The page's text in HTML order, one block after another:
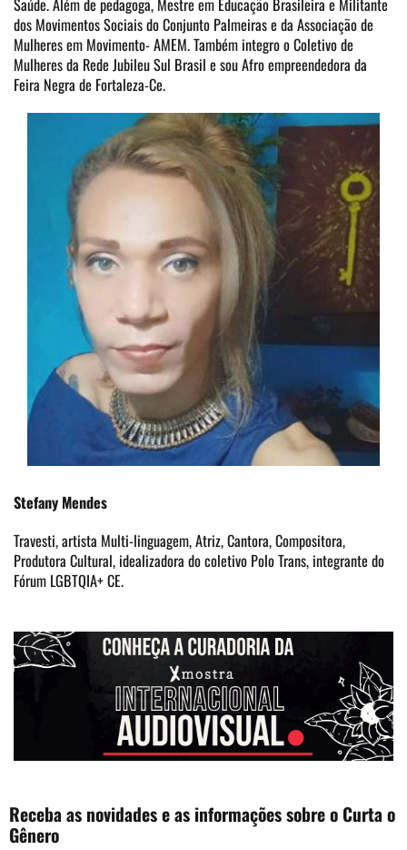
Saúde. Além de pedagoga, Mestre em Educação Brasileira e Militante
dos Movimentos Sociais do Conjunto Palmeiras e da Associação de
Mulheres em Movimento- AMEM. Também integro o Coletivo de
Mulheres da Rede Jubileu Sul Brasil e sou Afro empreendedora da
Feira Negra de Fortaleza-Ce.
Stefany Mendes
Travesti, artista Multi-linguagem, Atriz, Cantora, Compositora,
Produtora Cultural, idealizadora do coletivo Polo Trans, integrante do
Fórum LGBTQIA+ CE.
Receba as novidades e as informações sobre o Curta o
Gênero